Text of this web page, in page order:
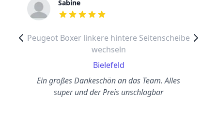
Sabine
out of 5 stars
Peugeot Boxer linkere hintere Seitenscheibe
wechseln
Bielefeld
Ein großes Dankeschön an das Team. Alles
super und der Preis unschlagbar